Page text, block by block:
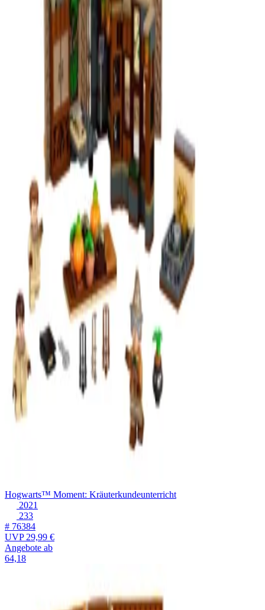
Hogwarts™ Moment: Kräuterkundeunterricht
2021
233
# 76384
UVP29,99 €
Angebote ab
64,18